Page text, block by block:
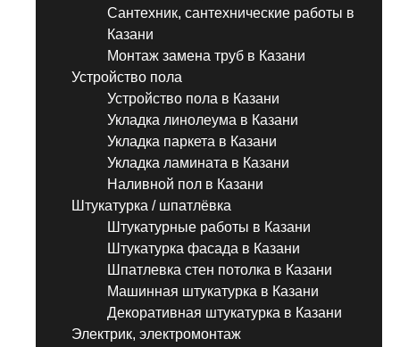
Сантехник, сантехнические работы в
Казани
Монтаж замена труб в Казани
Устройство пола
Устройство пола в Казани
Укладка линолеума в Казани
Укладка паркета в Казани
Укладка ламината в Казани
Наливной пол в Казани
Штукатурка / шпатлёвка
Штукатурные работы в Казани
Штукатурка фасада в Казани
Шпатлевка стен потолка в Казани
Машинная штукатурка в Казани
Декоративная штукатурка в Казани
Электрик, электромонтаж